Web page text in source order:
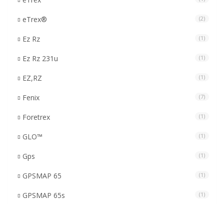
eTrex® (2)
Ez Rz (1)
Ez Rz 231u (1)
EZ,RZ (1)
Fenix (7)
Foretrex (1)
GLO™ (1)
Gps (1)
GPSMAP 65 (1)
GPSMAP 65s (1)